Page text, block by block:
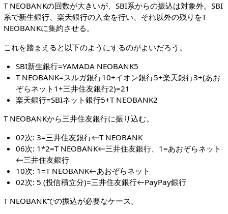
T NEOBANKの回数が大きいが、SBI系からの振込は対象外。SBI
系で新生銀行、楽天銀行の入金を行い、それ以外の残りをT
NEOBANKに集約させる。
これを踏まえると以下のようにするのがよいだろう。
SBI新生銀行=YAMADA NEOBANK5
T NEOBANK=スルガ銀行10+イオン銀行5+楽天銀行3+(あお
ぞらネット1+三井住友銀行2)=21
楽天銀行=SBIネット銀行5+T NEOBANK2
T NEOBANKから三井住友銀行に振り込む。
02次: 3=三井住友銀行←T NEOBANK
06次: 1*2=T NEOBANK←三井住友銀行、1=あおぞらネット
←三井住友銀行
10次: 1=T NEOBANK←あおぞらネット
02次: 5 (投信積立分)=三井住友銀行←PayPay銀行
T NEOBANKでの振込が必要なケース。